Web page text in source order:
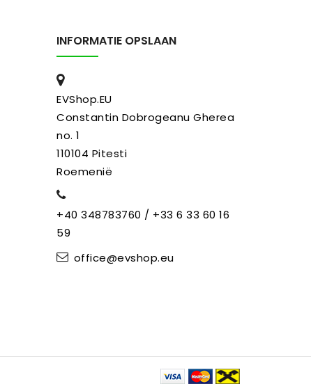
INFORMATIE OPSLAAN
EVShop.EU
Constantin Dobrogeanu Gherea
no. 1
110104 Pitesti
Roemenië
+40 348783760 / +33 6 33 60 16
59
office@evshop.eu